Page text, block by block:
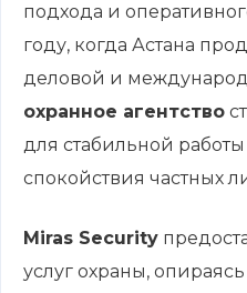
подхода и
году, когда Астана
деловой и
охранное агентство
для стабильной
спокойствия частных
Miras Security
услуг охраны,